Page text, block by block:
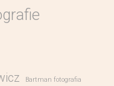
Bartman fotografia